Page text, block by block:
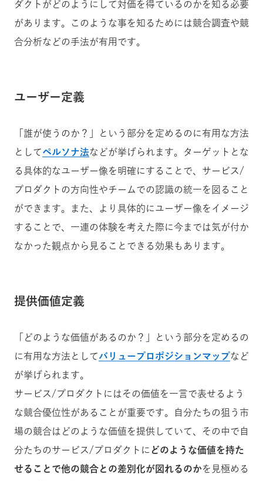
ダクトがどのようにして対価を得ているのかを知る必要
があります。このような事を知るためには競合調査や競
合分析などの手法が有用です。
ユーザー定義
「誰が使うのか？」という部分を定めるのに有用な方法
としてペルソナ法などが挙げられます。ターゲットとな
る具体的なユーザー像を明確にすることで、サービス/
プロダクトの方向性やチームでの認識の統一を図ること
ができます。また、より具体的にユーザー像をイメージ
することで、一連の体験を考えた際に今までは気が付か
なかった観点から見ることできる効果もあります。
提供価値定義
「どのような価値があるのか？」という部分を定めるの
に有用な方法としてバリュープロポジションマップなど
が挙げられます。
サービス/プロダクトにはその価値を一言で表せるよう
な競合優位性があることが重要です。自分たちの狙う市
場の競合はどのような価値を提供していて、その中で自
分たちのサービス/プロダクトに どのような価値を持た
せることで他の競合との差別化が図れるのかを見極める